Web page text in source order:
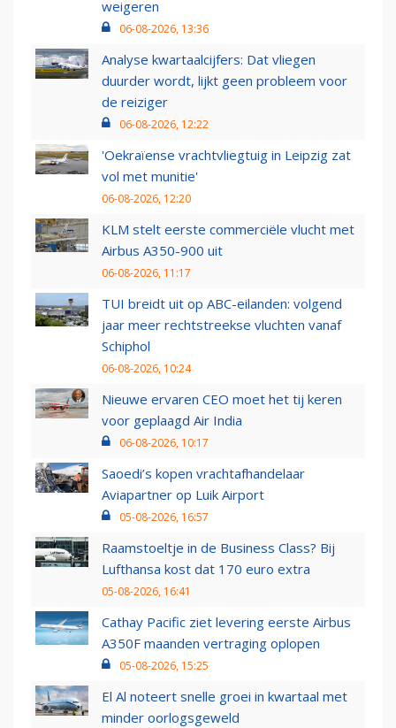
weigeren
06-08-2026, 13:36
Analyse kwartaalcijfers: Dat vliegen
duurder wordt, lijkt geen probleem voor
de reiziger
06-08-2026, 12:22
'Oekraïense vrachtvliegtuig in Leipzig zat
vol met munitie'
06-08-2026, 12:20
KLM stelt eerste commerciële vlucht met
Airbus A350-900 uit
06-08-2026, 11:17
TUI breidt uit op ABC-eilanden: volgend
jaar meer rechtstreekse vluchten vanaf
Schiphol
06-08-2026, 10:24
Nieuwe ervaren CEO moet het tij keren
voor geplaagd Air India
06-08-2026, 10:17
Saoedi’s kopen vrachtafhandelaar
Aviapartner op Luik Airport
05-08-2026, 16:57
Raamstoeltje in de Business Class? Bij
Lufthansa kost dat 170 euro extra
05-08-2026, 16:41
Cathay Pacific ziet levering eerste Airbus
A350F maanden vertraging oplopen
05-08-2026, 15:25
El Al noteert snelle groei in kwartaal met
minder oorlogsgeweld